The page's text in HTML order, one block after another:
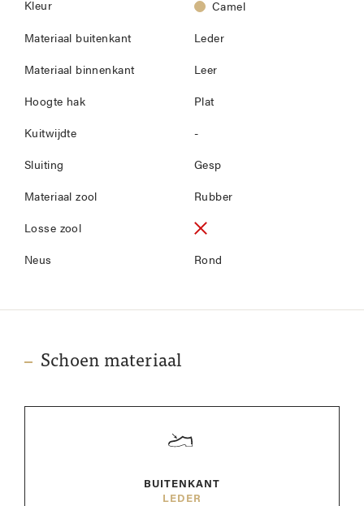
Kleur Camel
Materiaal buitenkant Leder
Materiaal binnenkant Leer
Hoogte hak Plat
Kuitwijdte -
Sluiting Gesp
Materiaal zool Rubber
Losse zool
Neus Rond
Schoen materiaal
BUITENKANT
LEDER